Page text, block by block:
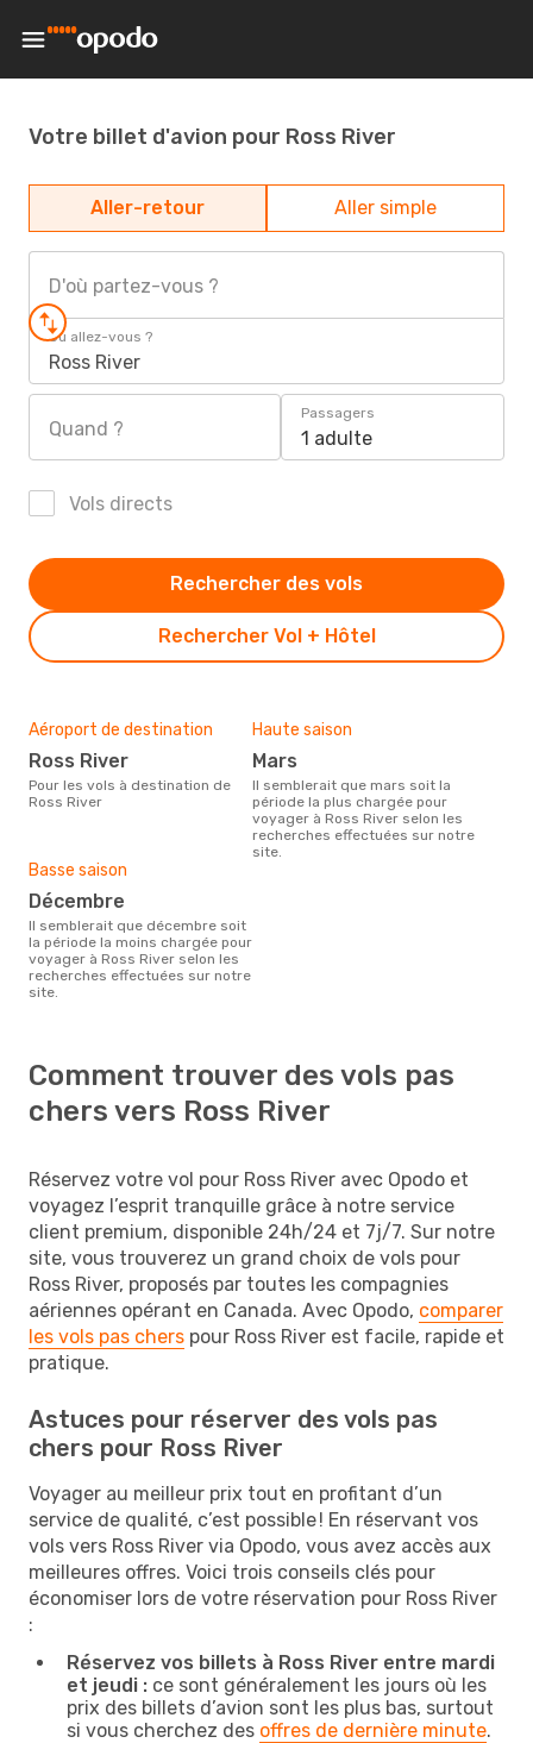
Votre billet d'avion pour Ross River
Aller-retour Aller simple
D'où partez-vous ?
Où allez-vous ?
Ross River
Quand ?
Passagers
1 adulte
Vols directs
Rechercher Vol + Hôtel
Rechercher des vols
Aéroport de destination
Ross River
Pour les vols à destination de
Ross River
Haute saison
mars
Il semblerait que mars soit la
période la plus chargée pour
voyager à Ross River selon les
recherches effectuées sur notre
site.
Basse saison
décembre
Il semblerait que décembre soit
la période la moins chargée pour
voyager à Ross River selon les
recherches effectuées sur notre
site.
Comment trouver des vols pas
chers vers Ross River
Réservez votre vol pour Ross River avec Opodo et
voyagez l’esprit tranquille grâce à notre service
client premium, disponible 24h/24 et 7j/7. Sur notre
site, vous trouverez un grand choix de vols pour
Ross River, proposés par toutes les compagnies
aériennes opérant en Canada. Avec Opodo, comparer
les vols pas chers pour Ross River est facile, rapide et
pratique.
Astuces pour réserver des vols pas
chers pour Ross River
Voyager au meilleur prix tout en profitant d’un
service de qualité, c’est possible ! En réservant vos
vols vers Ross River via Opodo, vous avez accès aux
meilleures offres. Voici trois conseils clés pour
économiser lors de votre réservation pour Ross River
:
Réservez vos billets à Ross River entre mardi
et jeudi : ce sont généralement les jours où les
prix des billets d’avion sont les plus bas, surtout
si vous cherchez des offres de dernière minute.